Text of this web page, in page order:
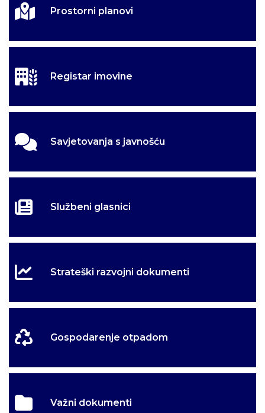
Prostorni planovi
Registar imovine
Savjetovanja s javnošću
Službeni glasnici
Strateški razvojni dokumenti
Gospodarenje otpadom
Važni dokumenti